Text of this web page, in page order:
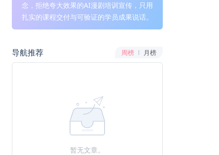
念，拒绝夸大效果的AI漫剧培训宣传，只用
扎实的课程交付与可验证的学员成果说话。
导航推荐 周榜 月榜
暂无文章。